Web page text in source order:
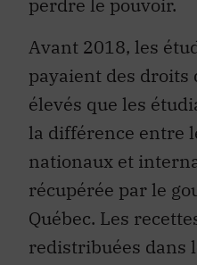
Avant 2018, les
payaient des droits
élevés que les
la différence entre
nationaux et
récupérée par le
Québec. Les
redistribuées dans